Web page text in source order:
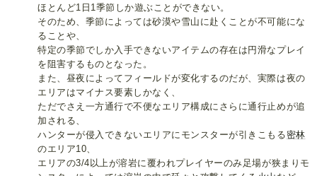
ほとんど1日1季節しか遊ぶことができない。
そのため、季節によっては砂漠や雪山に赴くことが不可能にな
ることや、
特定の季節でしか入手できないアイテムの存在は円滑なプレイ
を阻害するものとなった。
また、昼夜によってフィールドが変化するのだが、実際は夜の
エリアはマイナス要素しかなく、
ただでさえ一方通行で不便なエリア構成にさらに通行止めが追
加される、
ハンターが侵入できないエリアにモンスターが引きこもる 密林
のエリア10、
エリアの3/4以上が溶岩に覆われプレイヤーのみ足場が狭まりモ